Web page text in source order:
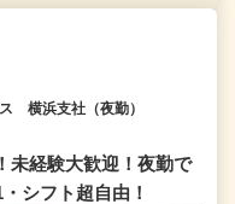
横浜支社（夜勤）
未経験大歓迎！夜勤で
シフト超自由！